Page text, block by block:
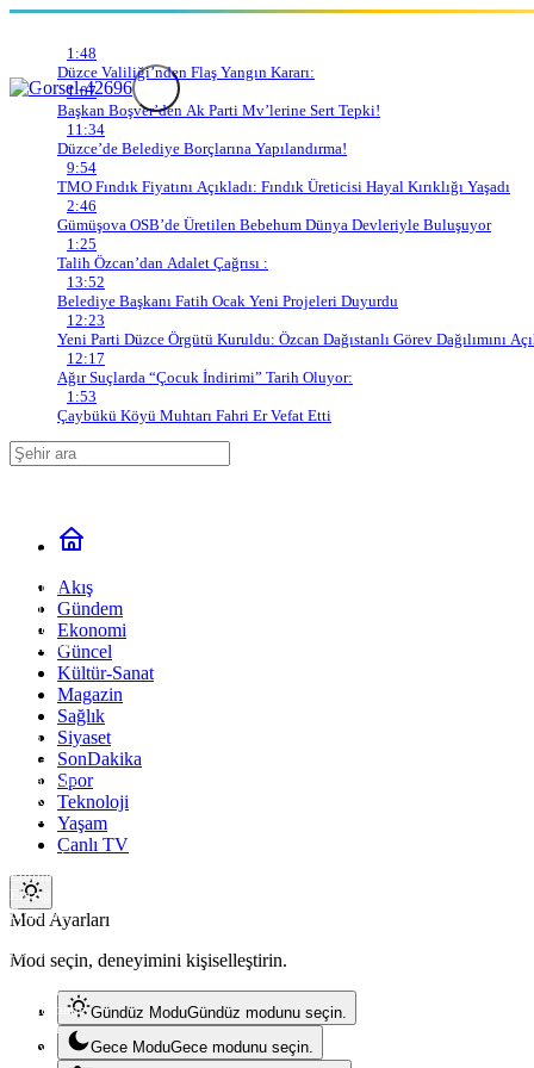
Son Gelişmeler
1:48
Düzce Valiliği’nden Flaş Yangın Kararı:
1:07
Başkan Boşver’den Ak Parti Mv’lerine Sert Tepki!
11:34
Düzce’de Belediye Borçlarına Yapılandırma!
9:54
TMO Fındık Fiyatını Açıkladı: Fındık Üreticisi Hayal Kırıklığı Yaşadı
2:46
Gümüşova OSB’de Üretilen Bebehum Dünya Devleriyle Buluşuyor
1:25
Talih Özcan’dan Adalet Çağrısı :
13:52
Belediye Başkanı Fatih Ocak Yeni Projeleri Duyurdu
12:23
Yeni Parti Düzce Örgütü Kuruldu: Özcan Dağıstanlı Görev Dağılımını
12:17
Ağır Suçlarda “Çocuk İndirimi” Tarih Oluyor:
1:53
Çaybükü Köyü Muhtarı Fahri Er Vefat Etti
Amasya
Antalya
Artvin
Aydın
Balıkesir
Bitlis
Bolu
Burdur
Bursa
Çanakkale
Çankırı
Çorum
Diyarbakır
Edirne
Elazığ
Erzincan
Erzurum
Eskişehir
Gaziantep
Giresun
Gümüşhane
Hakkari
Hatay
Başkan
Ocak’tan
Kasım
Öğretmenler
Günü
Mesajı:
Haberleri
Akış
Gündem
Ekonomi
Güncel
Kültür-Sanat
Magazin
Sağlık
Siyaset
SonDakika
Spor
Teknoloji
Yaşam
Canlı TV
Mod
değiştir
Mod Ayarları
Mod seçin, deneyimini kişiselleştirin.
Gündüz ModuGündüz modunu seçin.
Gece ModuGece modunu seçin.